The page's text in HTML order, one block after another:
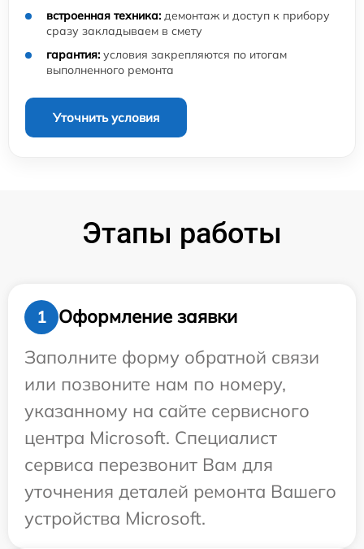
встроенная техника: демонтаж и доступ к прибору
сразу закладываем в смету
гарантия: условия закрепляются по итогам
выполненного ремонта
Уточнить условия
Этапы работы
1
Оформление заявки
Заполните форму обратной связи
или позвоните нам по номеру,
указанному на сайте сервисного
центра Microsoft. Специалист
сервиса перезвонит Вам для
уточнения деталей ремонта Вашего
устройства Microsoft.